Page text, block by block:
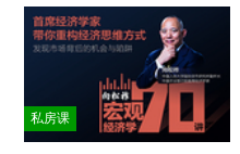
私房课